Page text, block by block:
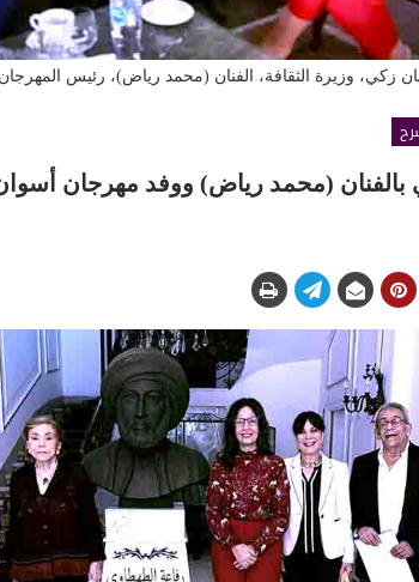
زكي، وزيرة الثقافة، الفنان (محمد رياض)، رئيس
بالفنان (محمد رياض) ووفد مهرجان